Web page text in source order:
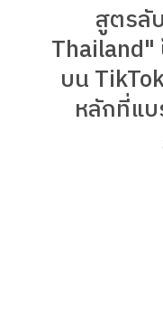
สูตรลั
บน
หลักที่แ